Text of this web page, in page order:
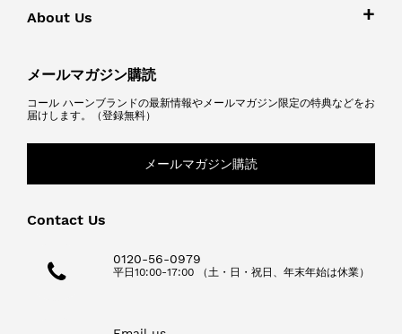
About Us
メールマガジン購読
コール ハーンブランドの最新情報やメールマガジン限定の特典などをお
届けします。（登録無料）
メールマガジン購読
Contact Us
0120-56-0979
平日10:00-17:00 （土・日・祝日、年末年始は休業）